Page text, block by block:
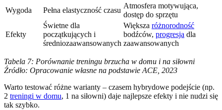
Wygoda Pełna elastyczność czasu
Atmosfera motywująca,
dostęp do sprzętu
Efekty
Świetne dla
początkujących i
średniozaawansowanych
Większa różnorodność
bodźców, progresja dla
zaawansowanych
Tabela 7: Porównanie treningu brzucha w domu i na siłowni
Źródło: Opracowanie własne na podstawie ACE, 2023
Warto testować różne warianty – czasem hybrydowe podejście (np.
2 treningi w domu, 1 na siłowni) daje najlepsze efekty i nie nudzi się
tak szybko.